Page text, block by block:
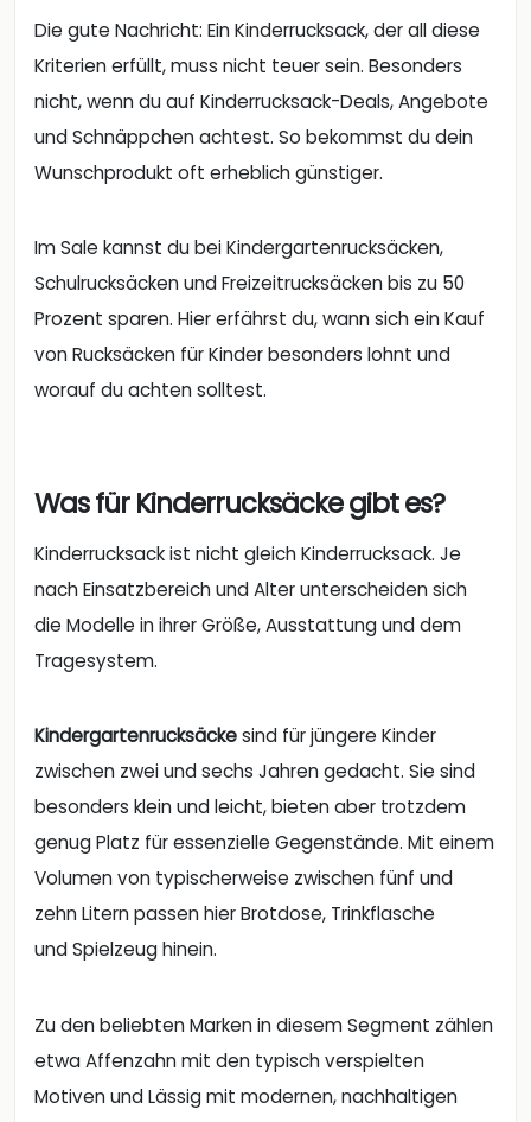
Die gute Nachricht: Ein Kinderrucksack, der all diese
Kriterien erfüllt, muss nicht teuer sein. Besonders
nicht, wenn du auf Kinderrucksack-Deals, Angebote
und Schnäppchen achtest. So bekommst du dein
Wunschprodukt oft erheblich günstiger.
Im Sale kannst du bei Kindergartenrucksäcken,
Schulrucksäcken und Freizeitrucksäcken bis zu 50
Prozent sparen. Hier erfährst du, wann sich ein Kauf
von Rucksäcken für Kinder besonders lohnt und
worauf du achten solltest.
Was für Kinderrucksäcke gibt es?
Kinderrucksack ist nicht gleich Kinderrucksack. Je
nach Einsatzbereich und Alter unterscheiden sich
die Modelle in ihrer Größe, Ausstattung und dem
Tragesystem.
Kindergartenrucksäckesind für jüngere Kinder
zwischen zwei und sechs Jahren gedacht. Sie sind
besonders klein und leicht, bieten aber trotzdem
genug Platz für essenzielle Gegenstände. Mit einem
Volumen von typischerweise zwischen fünf und
zehn Litern passen hier Brotdose, Trinkflasche
und Spielzeug hinein.
Zu den beliebten Marken in diesem Segment zählen
etwa Affenzahn mit den typisch verspielten
Motiven und Lässig mit modernen, nachhaltigen